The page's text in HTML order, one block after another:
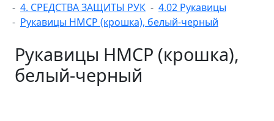
4. СРЕДСТВА ЗАЩИТЫ РУК
4.02 Рукавицы
Рукавицы НМСР (крошка), белый-черный
Рукавицы НМСР (крошка),
белый-черный